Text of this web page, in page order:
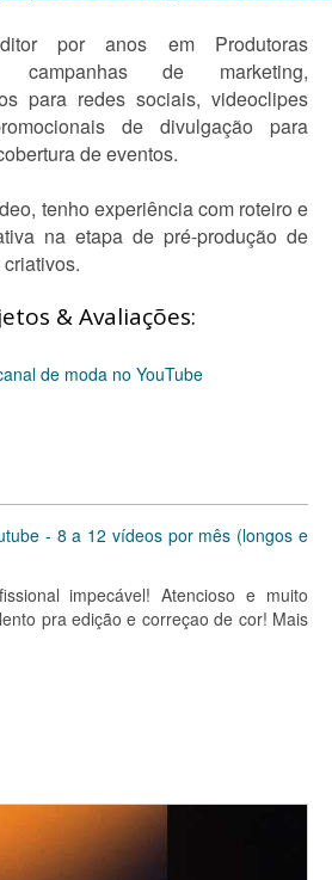
por anos em Produtoras
campanhas de marketing,
para redes sociais, videoclipes
de divulgação para
de eventos.
tenho experiência com roteiro e
na etapa de pré-produção de
& Avaliações:
de moda no YouTube
- 8 a 12 vídeos por mês (longos e
impecável! Atencioso e muito
pra edição e correçao de cor! Mais